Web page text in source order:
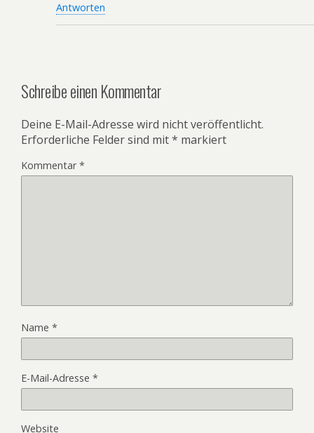
Antworten
Schreibe einen Kommentar
Deine E-Mail-Adresse wird nicht veröffentlicht.
Erforderliche Felder sind mit* markiert
Kommentar*
Name *
E-Mail-Adresse *
Website